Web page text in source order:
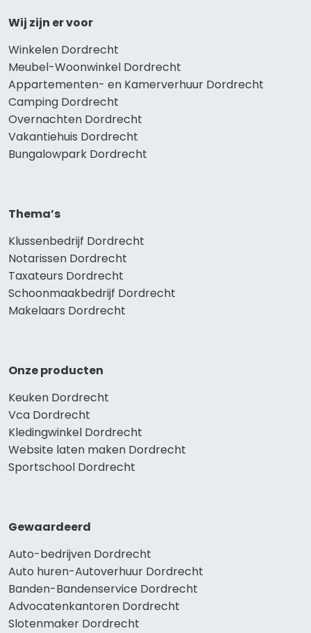
Wij zijn er voor
Winkelen Dordrecht
Meubel-Woonwinkel Dordrecht
Appartementen- en Kamerverhuur Dordrecht
Camping Dordrecht
Overnachten Dordrecht
Vakantiehuis Dordrecht
Bungalowpark Dordrecht
Thema’s
Klussenbedrijf Dordrecht
Notarissen Dordrecht
Taxateurs Dordrecht
Schoonmaakbedrijf Dordrecht
Makelaars Dordrecht
Onze producten
Keuken Dordrecht
Vca Dordrecht
Kledingwinkel Dordrecht
Website laten maken Dordrecht
Sportschool Dordrecht
Gewaardeerd
Auto-bedrijven Dordrecht
Auto huren-Autoverhuur Dordrecht
Banden-Bandenservice Dordrecht
Advocatenkantoren Dordrecht
Slotenmaker Dordrecht